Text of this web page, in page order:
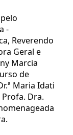
-
Reverendo
Geral e
Marcia
de
Maria Idati
Dra.